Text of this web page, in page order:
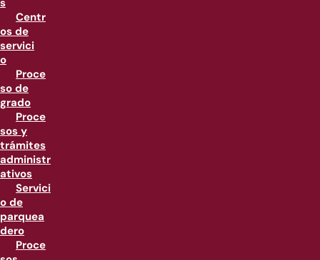
s
Centr
os de
servici
o
Proce
so de
grado
Proce
sos y
trámites
administr
ativos
Servici
o de
parquea
dero
Proce